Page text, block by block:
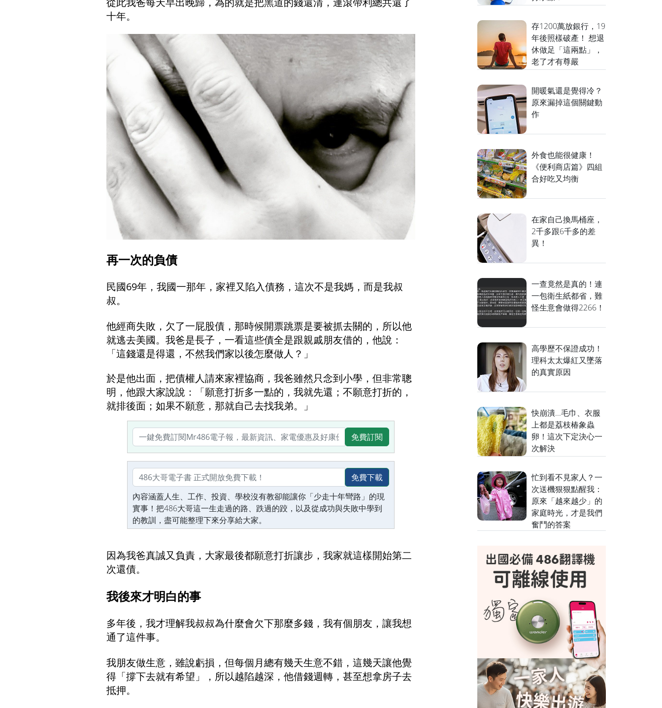
十年。
再一次的負債
民國69年，我國一那年，家裡又陷入債務，這次不是我媽，而是我叔
叔。
他經商失敗，欠了一屁股債，那時候開票跳票是要被抓去關的，所以他
就逃去美國。我爸是長子，一看這些債全是跟親戚朋友借的，他說：
「這錢還是得還，不然我們家以後怎麼做人？」
於是他出面，把債權人請來家裡協商，我爸雖然只念到小學，但非常聰
明，他跟大家說說：「願意打折多一點的，我就先還；不願意打折的，
就排後面；如果不願意，那就自己去找我弟。」
免費訂閱
免費下載
內容涵蓋人生、工作、投資、學校沒有教卻能讓你「少走十年彎路」的現
實事！把486大哥這一生走過的路、跌過的跤，以及從成功與失敗中學到
的教訓，盡可能整理下來分享給大家。
因為我爸真誠又負責，大家最後都願意打折讓步，我家就這樣開始第二
次還債。
我後來才明白的事
多年後，我才理解我叔叔為什麼會欠下那麼多錢，我有個朋友，讓我想
通了這件事。
我朋友做生意，雖說虧損，但每個月總有幾天生意不錯，這幾天讓他覺
得「撐下去就有希望」，所以越陷越深，他借錢週轉，甚至想拿房子去
抵押。
存1200萬放銀行，19
年後照樣破產！ 想退
休做足「這兩點」，
老了才有尊嚴
開暖氣還是覺得冷？
原來漏掉這個關鍵動
作
外食也能很健康！
《便利商店篇》四組
合好吃又均衡
在家自己換馬桶座，
2千多跟6千多的差
異！
一查竟然是真的！連
一包衛生紙都省，難
怪生意會做得2266！
高學歷不保證成功！
理科太太爆紅又墜落
的真實原因
快崩潰...毛巾、衣服
上都是荔枝椿象蟲
卵！這次下定決心一
次解決
忙到看不見家人？一
次送機狠狠點醒我：
原來「越來越少」的
家庭時光，才是我們
奮鬥的答案